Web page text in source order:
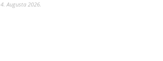
4. Augusta 2026.